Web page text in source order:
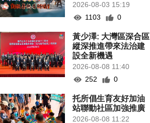
2026-08-03 15:19
1103
0
黃少澤: 大灣區深合區
縱深推進帶來法治建
設全新機遇
2026-08-08 11:40
252
0
托所倡生育友好加油
站聯動社區加強推廣
2026-08-08 11:22